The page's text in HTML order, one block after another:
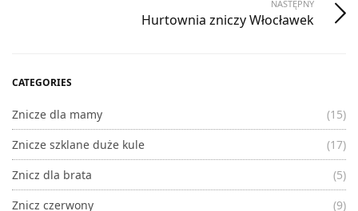
NASTĘPNY
Hurtownia zniczy Włocławek
CATEGORIES
Znicze dla mamy
(15)
Znicze szklane duże kule
(17)
Znicz dla brata
(5)
Znicz czerwony
(9)